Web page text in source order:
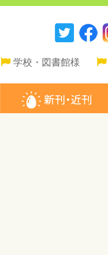
学校・図書館様